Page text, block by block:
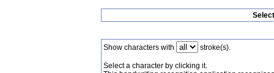
Show characters with stroke(s).
Select a character by clicking it.